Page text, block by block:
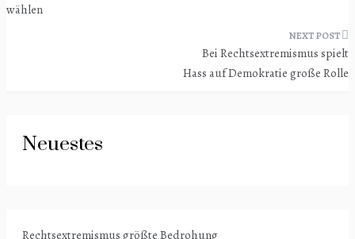
wählen
Bei Rechtsextremismus spielt
Hass auf Demokratie große Rolle
Neuestes
Rechtsextremismus größte Bedrohung